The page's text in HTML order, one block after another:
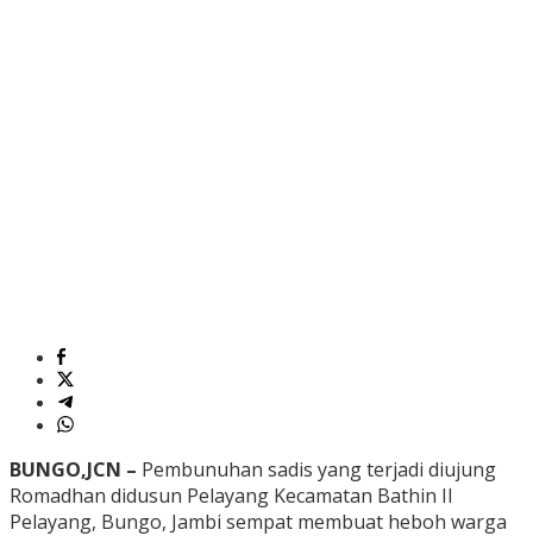
BUNGO,JCN – Pembunuhan sadis yang terjadi diujung
Romadhan didusun Pelayang Kecamatan Bathin II
Pelayang, Bungo, Jambi sempat membuat heboh warga